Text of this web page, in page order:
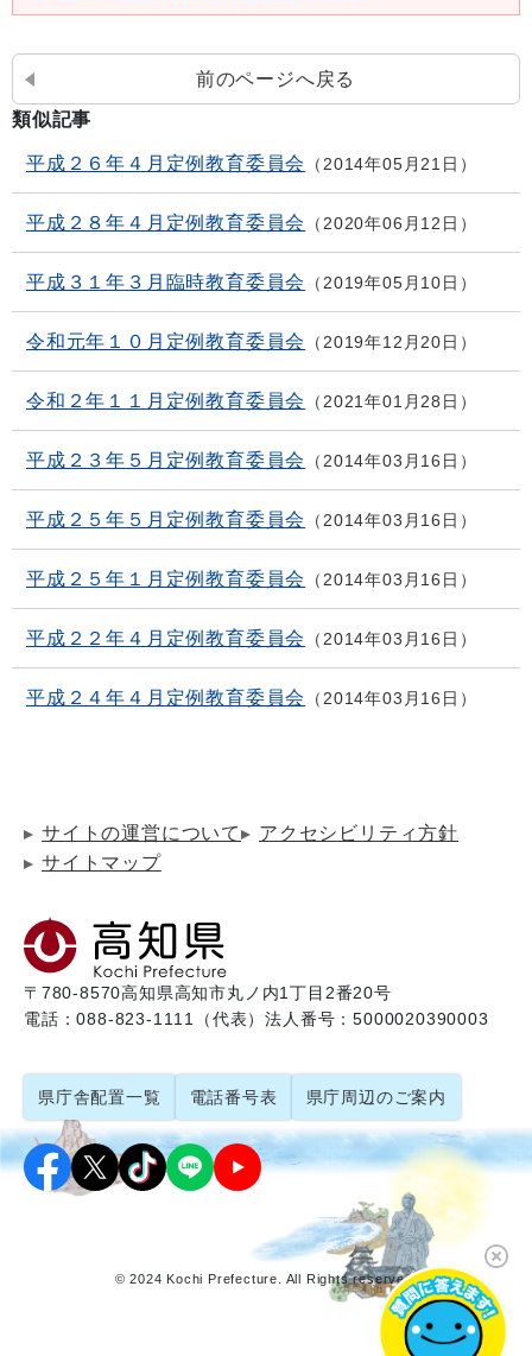
前のページへ戻る
類似記事
平成２６年４月定例教育委員会 2014年05月21日
平成２８年４月定例教育委員会 2020年06月12日
平成３１年３月臨時教育委員会 2019年05月10日
令和元年１０月定例教育委員会 2019年12月20日
令和２年１１月定例教育委員会 2021年01月28日
平成２３年５月定例教育委員会 2014年03月16日
平成２５年５月定例教育委員会 2014年03月16日
平成２５年１月定例教育委員会 2014年03月16日
平成２２年４月定例教育委員会 2014年03月16日
平成２４年４月定例教育委員会 2014年03月16日
サイトの運営について
アクセシビリティ方針
サイトマップ
〒780-8570高知県高知市丸ノ内1丁目2番20号
電話：088-823-1111（代表）法人番号：5000020390003
県庁舎配置一覧 電話番号表 県庁周辺のご案内
© 2024 Kochi Prefecture. All Rights reserved.